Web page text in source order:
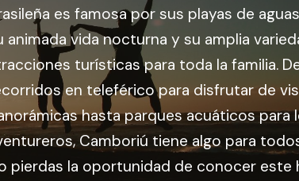
es famosa por sus playas de
animada vida nocturna y su amplia
turísticas para toda la familia.
en teleférico para disfrutar de
hasta parques acuáticos para
Camboriú tiene algo para
pierdas la oportunidad de conocer este